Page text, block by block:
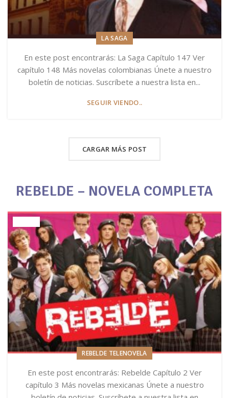
LA SAGA
En este post encontrarás: La Saga Capítulo 147 Ver
capítulo 148 Más novelas colombianas Únete a nuestro
boletín de noticias. Suscríbete a nuestra lista en...
SEGUIR VIENDO..
CARGAR MÁS POST
REBELDE – NOVELA COMPLETA
REBELDE TELENOVELA
En este post encontrarás: Rebelde Capítulo 2 Ver
capítulo 3 Más novelas mexicanas Únete a nuestro